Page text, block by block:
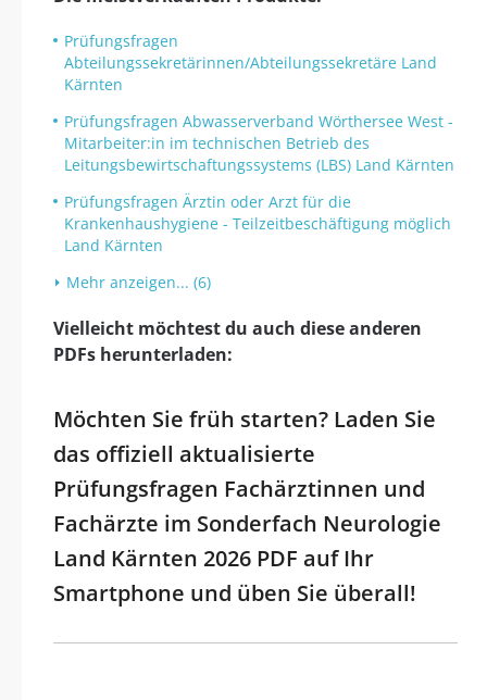
Prüfungsfragen
Abteilungssekretärinnen/Abteilungssekretäre Land
Kärnten
Prüfungsfragen Abwasserverband Wörthersee West -
Mitarbeiter:in im technischen Betrieb des
Leitungsbewirtschaftungssystems (LBS) Land Kärnten
Prüfungsfragen Ärztin oder Arzt für die
Krankenhaushygiene - Teilzeitbeschäftigung möglich
Land Kärnten
Mehr anzeigen... (6)
Vielleicht möchtest du auch diese anderen
PDFs herunterladen:
Möchten Sie früh starten? Laden Sie
das offiziell aktualisierte
Prüfungsfragen Fachärztinnen und
Fachärzte im Sonderfach Neurologie
Land Kärnten 2026 PDF auf Ihr
Smartphone und üben Sie überall!